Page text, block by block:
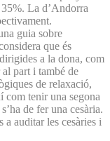
La d’Andorra
guia sobre
que és
a la dona, com
part i també de
de relaxació,
com tenir una segona
de fer una cesària.
a auditar les cesàries i